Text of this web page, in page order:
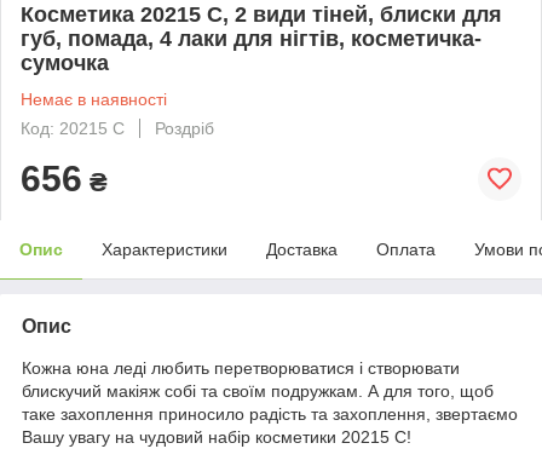
Косметика 20215 C, 2 види тіней, блиски для
губ, помада, 4 лаки для нігтів, косметичка-
сумочка
Немає в наявності
Код: 20215 C
Роздріб
656 ₴
Опис Характеристики Доставка Оплата Умови
Опис
Кожна юна леді любить перетворюватися і створювати
блискучий макіяж собі та своїм подружкам. А для того, щоб
таке захоплення приносило радість та захоплення, звертаємо
Вашу увагу на чудовий набір косметики 20215 C!